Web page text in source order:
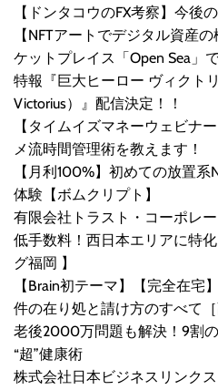
【ドンタコウのFX考察】今後
【NFTアートでデジタル資産
ケットプレイス「Open Sea」
特報『巨大ヒーロー ヴィクト
Victorius）』配信決定！！
【タイムイズマネーウェビナ
メ流時間管理術を教えます！
【月利100%】初めての放置
体験【ボムクリプト】
有限会社トラスト・コーポレ
低手数料！西日本エリアに特
グ福岡 】
【Brain初テーマ】【完全在
件の在り処と請け方のすべて
老後2000万問題も解決！9割
“超”健康術
株式会社日本ビジネスリンク